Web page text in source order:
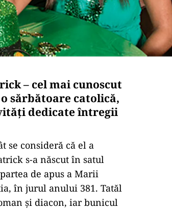
– cel mai cunoscut
sărbătoare catolică,
dedicate întregii
se consideră că el a
s-a născut în satul
de apus a Marii
în jurul anului 381. Tatăl
şi diacon, iar bunicul